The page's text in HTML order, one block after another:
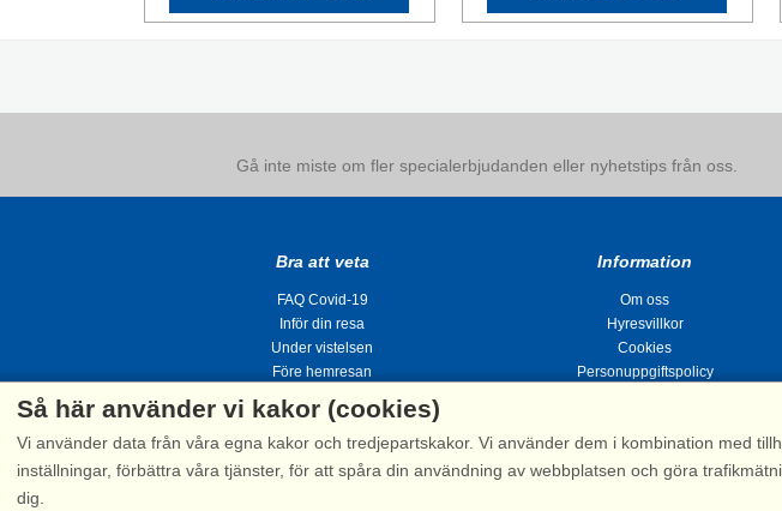
Gå inte miste om fler specialerbjudanden eller nyhetstips från oss.
Bra att veta
FAQ Covid-19
Inför din resa
Under vistelsen
Före hemresan
Information
Om oss
Hyresvillkor
Cookies
Personuppgiftspolicy
Stugsommar |
Så här använder vi kakor (cookies)
Vi använder data från våra egna kakor och tredjepartskakor. Vi använder dem i kombination med
inställningar, förbättra våra tjänster, för att spåra din användning av webbplatsen och göra
dig.